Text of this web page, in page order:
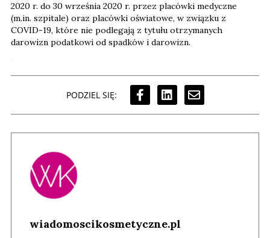
2020 r. do 30 września 2020 r. przez placówki medyczne
(m.in. szpitale) oraz placówki oświatowe, w związku z
COVID-19, które nie podlegają z tytułu otrzymanych
darowizn podatkowi od spadków i darowizn.
PODZIEL SIĘ:
wiadomoscikosmetyczne.pl